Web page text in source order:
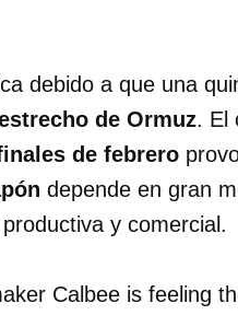
debido a que una
de Ormuz. El
de febrero
depende en gran
y comercial.
Calbee is feeling